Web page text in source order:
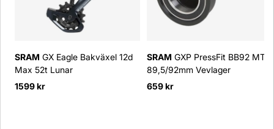
SRAM GX Eagle Bakväxel 12d
Max 52t Lunar
1599 kr
SRAM GXP PressFit BB92 MTB
89,5/92mm Vevlager
659 kr